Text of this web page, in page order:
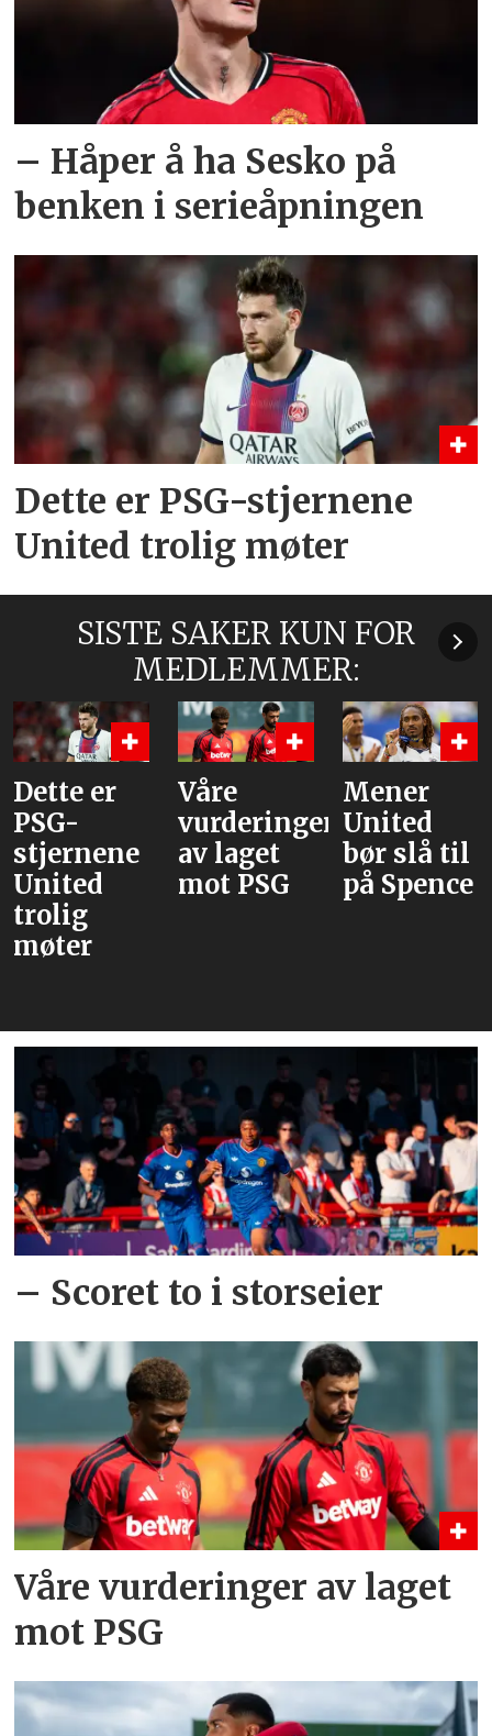
– Håper å ha Sesko på
benken i serieåpningen
Dette er PSG-stjernene
United trolig møter
SISTE SAKER KUN FOR
MEDLEMMER:
er
Våre
vurderinger
av laget
mot PSG
Mener
United
bør slå til
på Spence
– Scoret to i storseier
Våre vurderinger av laget
mot PSG